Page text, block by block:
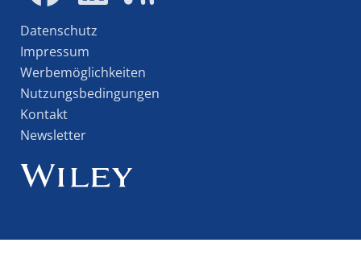
Datenschutz
Impressum
Werbemöglichkeiten
Nutzungsbedingungen
Kontakt
Newsletter